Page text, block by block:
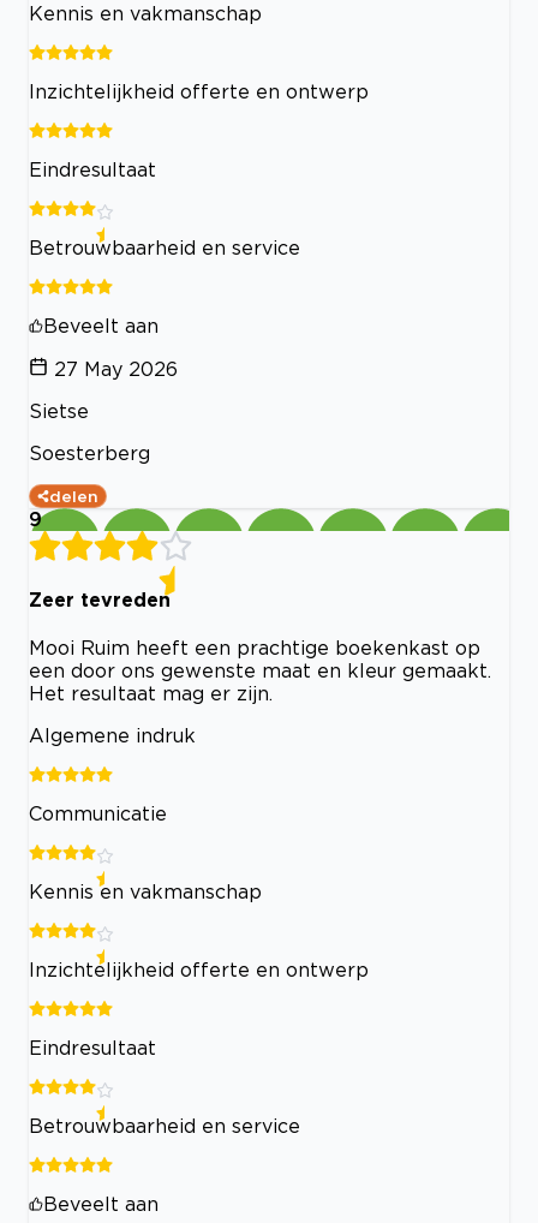
Kennis en vakmanschap
Inzichtelijkheid offerte en ontwerp
Eindresultaat
Betrouwbaarheid en service
Beveelt aan
27 May 2026
Sietse
Soesterberg
delen
9
Zeer tevreden
Mooi Ruim heeft een prachtige boekenkast op
een door ons gewenste maat en kleur gemaakt.
Het resultaat mag er zijn.
Algemene indruk
Communicatie
Kennis en vakmanschap
Inzichtelijkheid offerte en ontwerp
Eindresultaat
Betrouwbaarheid en service
Beveelt aan